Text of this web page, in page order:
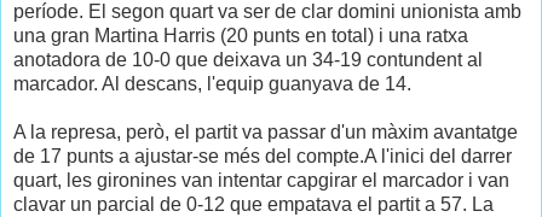
període. El segon quart va ser de clar domini unionista amb
una gran Martina Harris (20 punts en total) i una ratxa
anotadora de 10-0 que deixava un 34-19 contundent al
marcador. Al descans, l'equip guanyava de 14.
A la represa, però, el partit va passar d'un màxim avantatge
de 17 punts a ajustar-se més del compte.A l'inici del darrer
quart, les gironines van intentar capgirar el marcador i van
clavar un parcial de 0-12 que empatava el partit a 57. La